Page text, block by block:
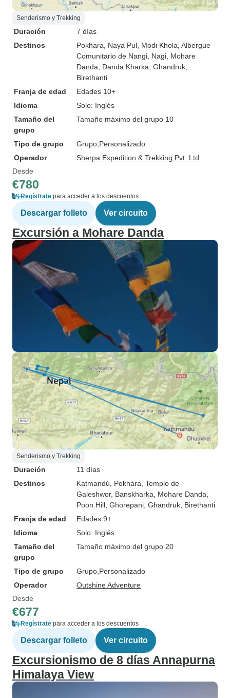
Senderismo y Trekking
Duración
7 días
Destinos
Pokhara , Naya Pul , Modi Khola , Albergue
Comunitario de Nangi , Nagi , Mohare
Danda , Danda Kharka , Ghandruk
Birethanti
Franja de edad
Edades 10+
Idioma
Solo: Inglés
Tamaño del
grupo
Tamaño máximo del grupo 10
Tipo de grupo Grupo Personalizado
Operador
Sherpa Expedition & Trekking Pvt. Ltd.
Desde
€780
Regístrate para acceder a los descuentos
Descargar folleto Ver circuito
Excursión a Mohare Danda
Senderismo y Trekking
Duración
11 días
Destinos
Katmandú , Pokhara , Templo de
Galeshwor, Banskharka , Mohare Danda
Poon Hill , Ghorepani , Ghandruk , Birethanti
Franja de edad
Edades 9+
Idioma
Solo: Inglés
Tamaño del
grupo
Tamaño máximo del grupo 20
Tipo de grupo Grupo Personalizado
Operador
Outshine Adventure
Desde
€677
Regístrate para acceder a los descuentos
Descargar folleto Ver circuito
Excursionismo de 8 días Annapurna
Himalaya View